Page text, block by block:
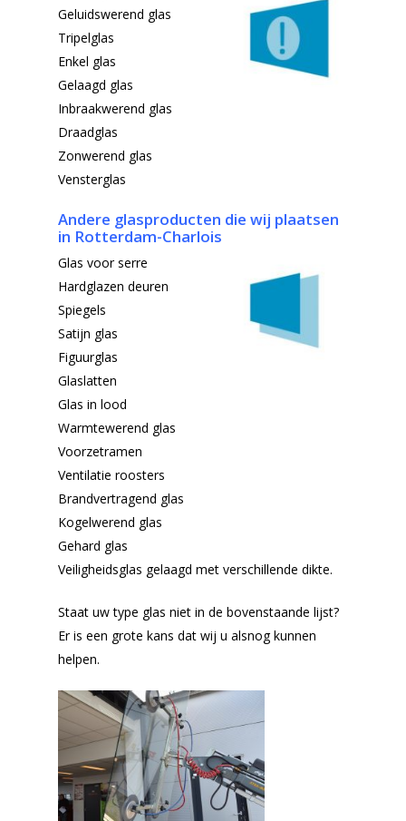
Geluidswerend glas
Tripelglas
Enkel glas
Gelaagd glas
Inbraakwerend glas
Draadglas
Zonwerend glas
Vensterglas
Andere glasproducten die wij plaatsen
in Rotterdam-Charlois
Glas voor serre
Hardglazen deuren
Spiegels
Satijn glas
Figuurglas
Glaslatten
Glas in lood
Warmtewerend glas
Voorzetramen
Ventilatie roosters
Brandvertragend glas
Kogelwerend glas
Gehard glas
Veiligheidsglas gelaagd met verschillende dikte.
Staat uw type glas niet in de bovenstaande lijst?
Er is een grote kans dat wij u alsnog kunnen
helpen.